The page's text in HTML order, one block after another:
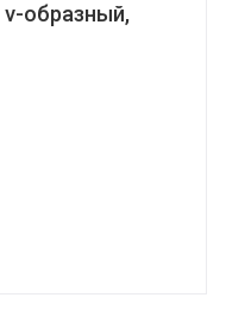
v-образный,